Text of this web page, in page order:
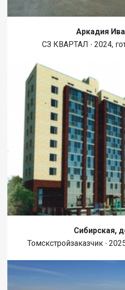
Аркадия
СЗ КВАРТАЛ ∙ 2024,
Сибирская,
Томскстройзаказчик ∙